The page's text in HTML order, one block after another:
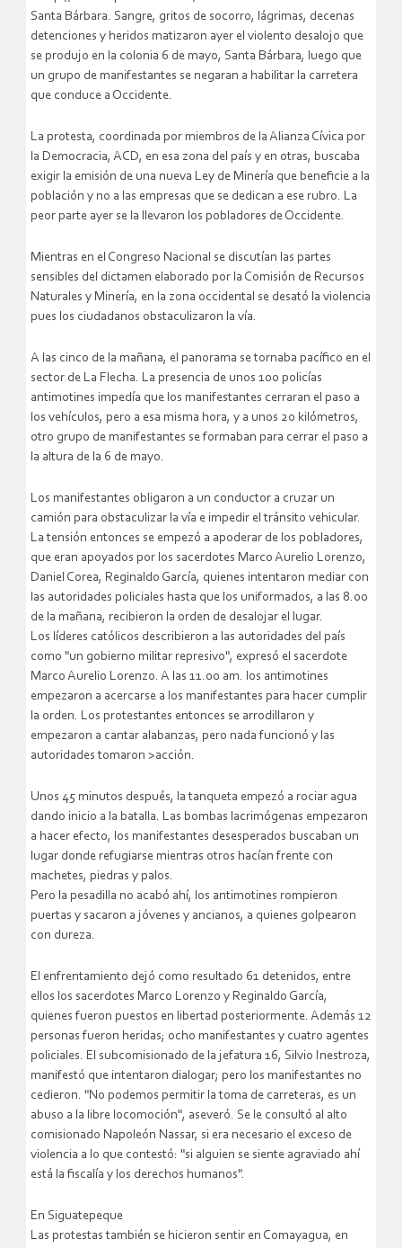
Santa Bárbara. Sangre, gritos de socorro, lágrimas, decenas
detenciones y heridos matizaron ayer el violento desalojo que
se produjo en la colonia 6 de mayo, Santa Bárbara, luego que
un grupo de manifestantes se negaran a habilitar la carretera
que conduce a Occidente.
La protesta, coordinada por miembros de la Alianza Cívica por
la Democracia, ACD, en esa zona del país y en otras, buscaba
exigir la emisión de una nueva Ley de Minería que beneficie a la
población y no a las empresas que se dedican a ese rubro. La
peor parte ayer se la llevaron los pobladores de Occidente.
Mientras en el Congreso Nacional se discutían las partes
sensibles del dictamen elaborado por la Comisión de Recursos
Naturales y Minería, en la zona occidental se desató la violencia
pues los ciudadanos obstaculizaron la vía.
A las cinco de la mañana, el panorama se tornaba pacífico en el
sector de La Flecha. La presencia de unos 100 policías
antimotines impedía que los manifestantes cerraran el paso a
los vehículos, pero a esa misma hora, y a unos 20 kilómetros,
otro grupo de manifestantes se formaban para cerrar el paso a
la altura de la 6 de mayo.
Los manifestantes obligaron a un conductor a cruzar un
camión para obstaculizar la vía e impedir el tránsito vehicular.
La tensión entonces se empezó a apoderar de los pobladores,
que eran apoyados por los sacerdotes Marco Aurelio Lorenzo,
Daniel Corea, Reginaldo García, quienes intentaron mediar con
las autoridades policiales hasta que los uniformados, a las 8.00
de la mañana, recibieron la orden de desalojar el lugar.
Los líderes católicos describieron a las autoridades del país
como "un gobierno militar represivo", expresó el sacerdote
Marco Aurelio Lorenzo. A las 11.00 am. los antimotines
empezaron a acercarse a los manifestantes para hacer cumplir
la orden. Los protestantes entonces se arrodillaron y
empezaron a cantar alabanzas, pero nada funcionó y las
autoridades tomaron >acción.
Unos 45 minutos después, la tanqueta empezó a rociar agua
dando inicio a la batalla. Las bombas lacrimógenas empezaron
a hacer efecto, los manifestantes desesperados buscaban un
lugar donde refugiarse mientras otros hacían frente con
machetes, piedras y palos.
Pero la pesadilla no acabó ahí, los antimotines rompieron
puertas y sacaron a jóvenes y ancianos, a quienes golpearon
con dureza.
El enfrentamiento dejó como resultado 61 detenidos, entre
ellos los sacerdotes Marco Lorenzo y Reginaldo García,
quienes fueron puestos en libertad posteriormente. Además 12
personas fueron heridas; ocho manifestantes y cuatro agentes
policiales. El subcomisionado de la jefatura 16, Silvio Inestroza,
manifestó que intentaron dialogar; pero los manifestantes no
cedieron. "No podemos permitir la toma de carreteras, es un
abuso a la libre locomoción", aseveró. Se le consultó al alto
comisionado Napoleón Nassar, si era necesario el exceso de
violencia a lo que contestó: "si alguien se siente agraviado ahí
está la fiscalía y los derechos humanos".
En Siguatepeque
Las protestas también se hicieron sentir en Comayagua, en